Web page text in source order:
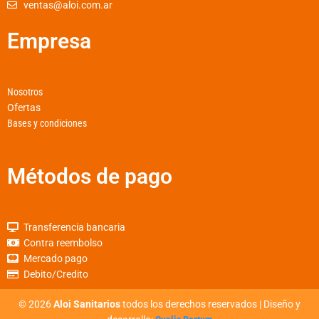
ventas@aloi.com.ar
Empresa
Nosotros
Ofertas
Bases y condiciones
Métodos de pago
Transferencia bancaria
Contra reembolso
Mercado pago
Debito/Credito
©2026Aloi Sanitariostodos los derechos reservados | Diseño y